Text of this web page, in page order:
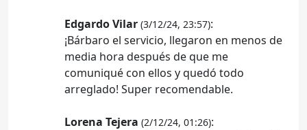
Edgardo Vilar (3/12/24, 23:57):
¡Bárbaro el servicio, llegaron en menos de
media hora después de que me
comuniqué con ellos y quedó todo
arreglado! Super recomendable.
Lorena Tejera (2/12/24, 01:26):